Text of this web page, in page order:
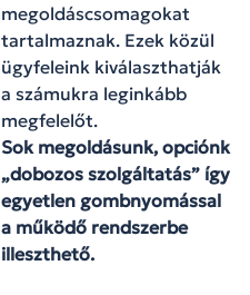
megoldáscsomagokat
tartalmaznak. Ezek közül
ügyfeleink kiválaszthatják
a számukra leginkább
megfelelőt.
Sok megoldásunk, opciónk
„dobozos szolgáltatás” így
egyetlen gombnyomással
a működő rendszerbe
illeszthető.